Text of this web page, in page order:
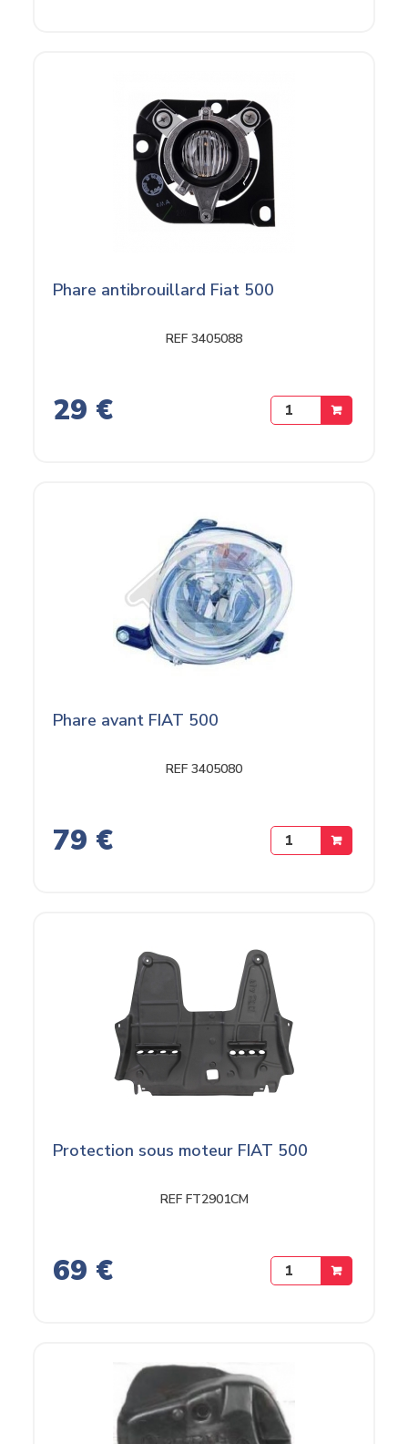
Phare antibrouillard Fiat 500
REF 3405088
29 €
Phare avant FIAT 500
REF 3405080
79 €
Protection sous moteur FIAT 500
REF FT2901CM
69 €